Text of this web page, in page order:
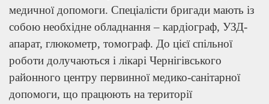
медичної допомоги. Спеціалісти бригади мають із
собою необхідне обладнання – кардіограф, УЗД-
апарат, глюкометр, томограф. До цієї спільної
роботи долучаються і лікарі Чернігівського
районного центру первинної медико-санітарної
допомоги, що працюють на території